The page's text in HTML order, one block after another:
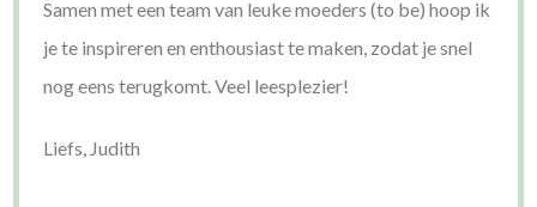
Samen met een team van leuke moeders (to be) hoop ik
je te inspireren en enthousiast te maken, zodat je snel
nog eens terugkomt. Veel leesplezier!
Liefs, Judith